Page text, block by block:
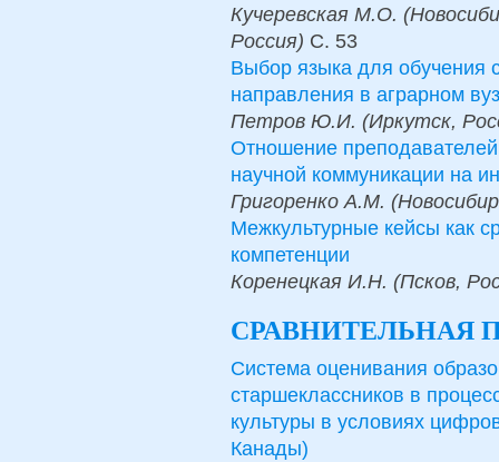
Кучеревская М.О.
Россия) С. 53
Выбор языка для обучения
направления в аграрном
Петров Ю.И. (Иркутск,
Отношение
научной коммуникации на
Григоренко А.М.
Межкультурные кейсы как
компетенции
Коренецкая И.Н. (Псков,
СРАВНИТЕЛЬНАЯ
Система оценивания
старшеклассников в
культуры в условиях
Канады)